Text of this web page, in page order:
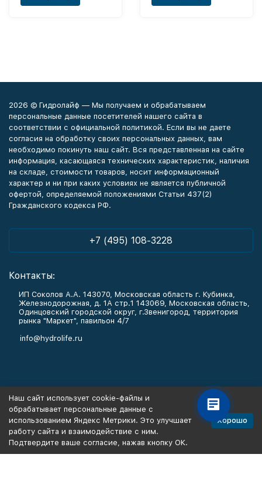
2026 © Гидролайф — Мы получаем и обрабатываем
персональные данные посетителей нашего сайта в
соответствии с официальной политикой. Если вы не даете
согласия на обработку своих персональных данных, вам
необходимо покинуть наш сайт. Вся представленная на сайте
информация, касающаяся технических характеристик, наличия
на складе, стоимости товаров, носит информационный
характер и ни при каких условиях не является публичной
офертой, определяемой положениями Статьи 437(2)
Гражданского кодекса РФ.
+7 (495) 108-3228
Контакты:
ИП Соколов А.А. 143070, Московская область г. Кубинка,
Железнодорожная, д. 1А стр.1 143069, Московская область,
Одинцовский городской округ, г.Звенигород, территория
рынка "Маркет", павильон 4/7
info@hydrolife.ru
Информация
Политика персональных данных
Наш сайт использует cookie-файлы и
обрабатывает персональные данные с
использованием Яндекс Метрики. Это улучшает
работу сайта и взаимодействие с ним.
Подтвердите ваше согласие, нажав кнопку ОК.
Хорошо